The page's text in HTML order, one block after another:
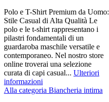
Polo e T-Shirt Premium da Uomo:
Stile Casual di Alta Qualità Le
polo e le t-shirt rappresentano i
pilastri fondamentali di un
guardaroba maschile versatile e
contemporaneo. Nel nostro store
online troverai una selezione
curata di capi casual... Ulteriori
informazioni
Alla categoria Biancheria intima